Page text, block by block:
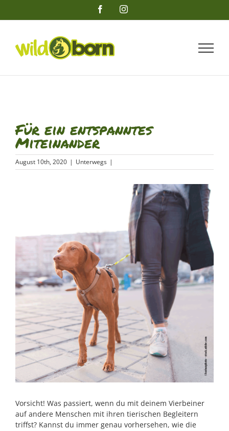
FacebookInstagram
Für ein entspanntes
Miteinander
August 10th, 2020 | Unterwegs |
Vorsicht! Was passiert, wenn du mit deinem Vierbeiner
auf andere Menschen mit ihren tierischen Begleitern
triffst? Kannst du immer genau vorhersehen, wie die